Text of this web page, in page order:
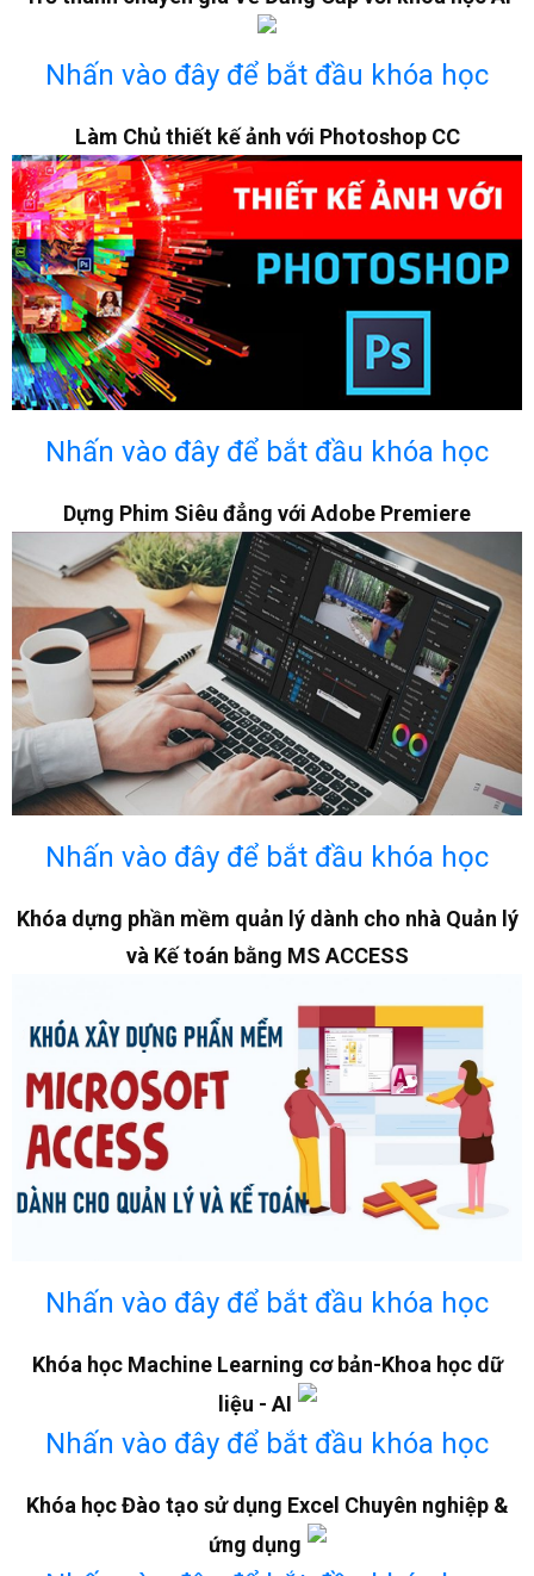
Nhấn vào đây để bắt đầu khóa học
Làm Chủ thiết kế ảnh với Photoshop CC
Nhấn vào đây để bắt đầu khóa học
Dựng Phim Siêu đẳng với Adobe Premiere
Nhấn vào đây để bắt đầu khóa học
Khóa dựng phần mềm quản lý dành cho nhà Quản lý
và Kế toán bằng MS ACCESS
Nhấn vào đây để bắt đầu khóa học
Khóa học Machine Learning cơ bản-Khoa học dữ
liệu - AI
Nhấn vào đây để bắt đầu khóa học
Khóa học Đào tạo sử dụng Excel Chuyên nghiệp &
ứng dụng